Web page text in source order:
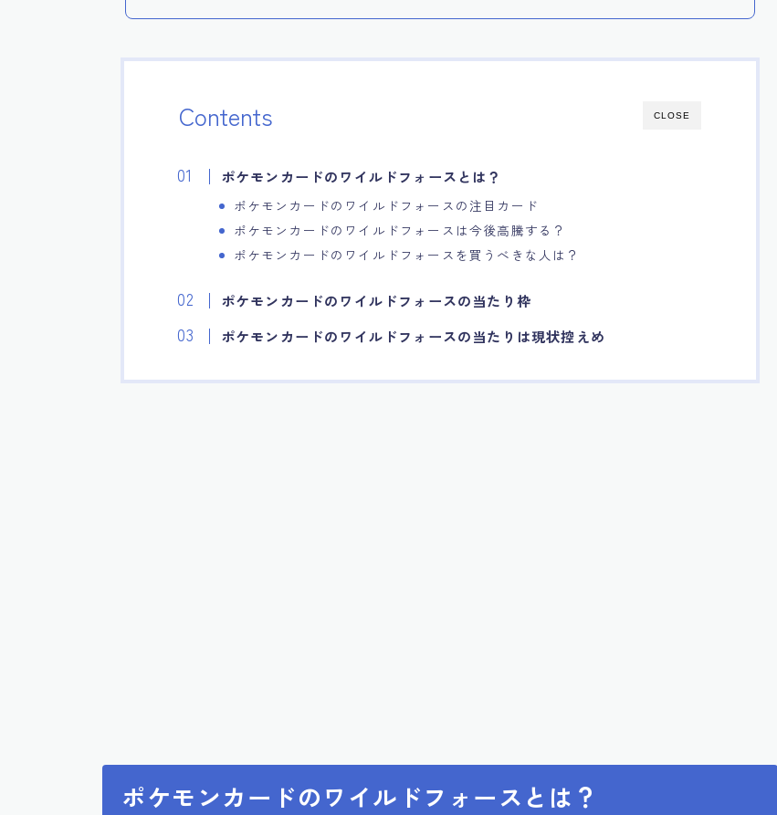
CLOSE
Contents
ポケモンカードのワイルドフォースとは？
ポケモンカードのワイルドフォースの注目カード
ポケモンカードのワイルドフォースは今後高騰する？
ポケモンカードのワイルドフォースを買うべきな人は？
ポケモンカードのワイルドフォースの当たり枠
ポケモンカードのワイルドフォースの当たりは現状控えめ
ポケモンカードのワイルドフォースとは？